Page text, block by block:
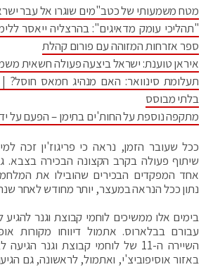
מטח משמעותי של כטב"מים שוגרו אל עבר
"תהליכי עומק מדאיגים": בהרצליה ייאסר
ספר אזרחות המזוהה עם פורום קהלת
איראן טוענת: ישראל ביצעה פעולה חשאית
תעלומת סינוואר: האם מנהיג חמאס חוסל? |
בלתי מבוסס
מתקפה נוספת על החות'ים בתימן – הפעם על
ככל שעובר הזמן, נראה כי פריגוז'ין זכה
שיתוף פעולה בקרב הקצונה הבכירה בצבא.
אחד המפקדים הבכירים שהובילו את
נתון ככל הנראה במעצר, יותר מחודש לאחר
בימים אלו ממשיכים לוחמי קבוצת וגנר
עבורם בבלארוס. אתמול דיווחו מקורות
השיירה ה-11 של לוחמי קבוצת וגנר
באזור אוסיפוביצ'י, ואתמול, לראשונה, גם